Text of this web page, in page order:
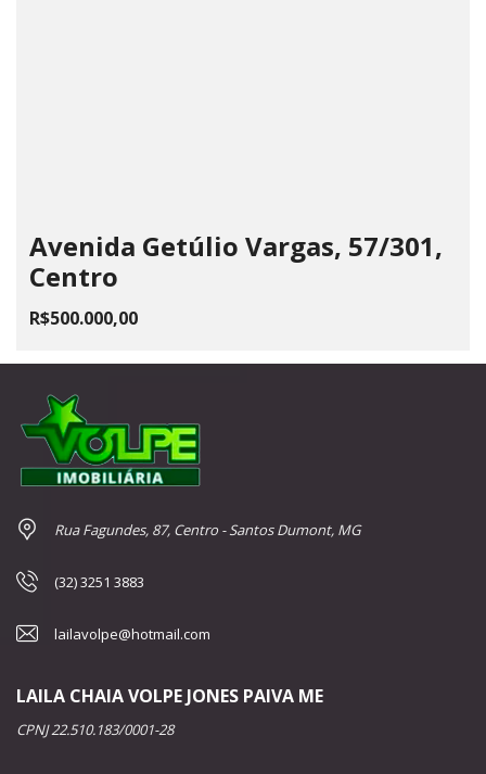
Avenida Getúlio Vargas, 57/301,
Centro
R$500.000,00
Rua Fagundes, 87, Centro - Santos Dumont, MG
(32) 3251 3883
lailavolpe@hotmail.com
LAILA CHAIA VOLPE JONES PAIVA ME
CPNJ 22.510.183/0001-28